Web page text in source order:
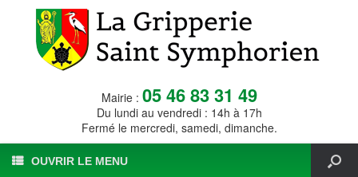
Mairie : 05 46 83 31 49
Du lundi au vendredi : 14h à 17h
Fermé le mercredi, samedi, dimanche.
OUVRIR LE MENU